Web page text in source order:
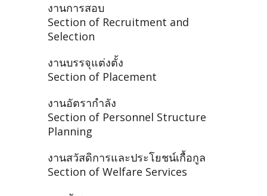
งานการสอบ
Section of Recruitment and
Selection
งานบรรจุแต่งตั้ง
Section of Placement
งานอัตรากำลัง
Section of Personnel Structure
Planning
งานสวัสดิการและประโยชน์เกื้อกูล
Section of Welfare Services